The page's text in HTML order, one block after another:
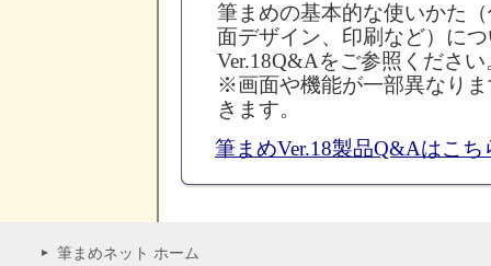
筆まめの基本的な使いかた
面デザイン、印刷など）に
Ver.18Q&Aをご参照ください
※画面や機能が一部異なり
きます。
筆まめVer.18製品Q&Aはこち
筆まめネット ホーム